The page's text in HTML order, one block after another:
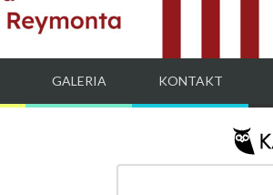
GALERIA KONTAKT